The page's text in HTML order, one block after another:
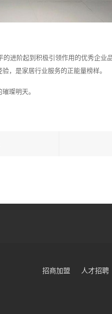
进阶起到积极引领作用的优秀企业
，是家居行业服务的正能量榜样。
璨明天。
招商加盟 人才招聘